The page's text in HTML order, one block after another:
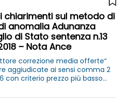
chiarimenti sul metodo di
anomalia Adunanza
di Stato sentenza n.13
– Nota Ance
correzione media offerte“
2
con criterio prezzo più basso
solo offerte rimanenti